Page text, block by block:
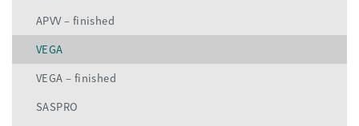
APVV – finished
VEGA
VEGA – finished
SASPRO